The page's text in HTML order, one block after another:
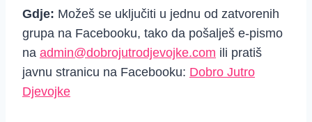
Gdje: Možeš se uključiti u jednu od zatvorenih
grupa na Facebooku, tako da pošalješ e-pismo
na admin@dobrojutrodjevojke.com ili pratiš
javnu stranicu na Facebooku: Dobro Jutro
Djevojke